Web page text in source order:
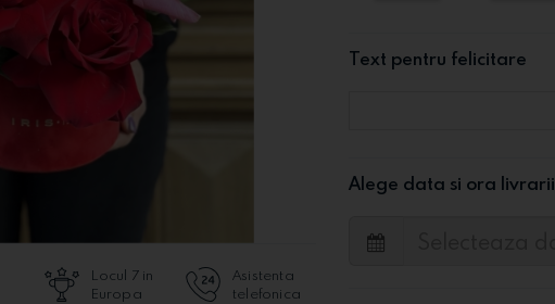
Locul 7 in
Europa
Asistenta
telefonica
Text pentru felicitare
Alege data si ora livrarii